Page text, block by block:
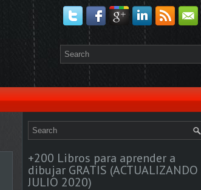
+200 Libros para aprender a
dibujar GRATIS (ACTUALIZANDO
JULIO 2020)